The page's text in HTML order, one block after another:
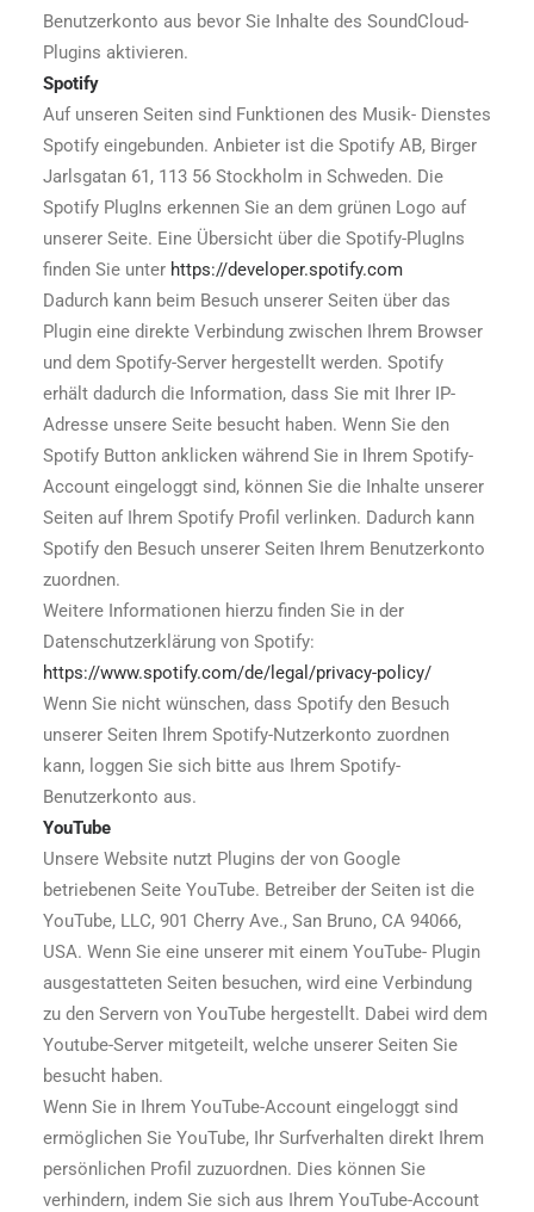
Benutzerkonto aus bevor Sie Inhalte des SoundCloud-
Plugins aktivieren.
Spotify
Auf unseren Seiten sind Funktionen des Musik- Dienstes
Spotify eingebunden. Anbieter ist die Spotify AB, Birger
Jarlsgatan 61, 113 56 Stockholm in Schweden. Die
Spotify PlugIns erkennen Sie an dem grünen Logo auf
unserer Seite. Eine Übersicht über die Spotify-PlugIns
finden Sie unter https://developer.spotify.com
Dadurch kann beim Besuch unserer Seiten über das
Plugin eine direkte Verbindung zwischen Ihrem Browser
und dem Spotify-Server hergestellt werden. Spotify
erhält dadurch die Information, dass Sie mit Ihrer IP-
Adresse unsere Seite besucht haben. Wenn Sie den
Spotify Button anklicken während Sie in Ihrem Spotify-
Account eingeloggt sind, können Sie die Inhalte unserer
Seiten auf Ihrem Spotify Profil verlinken. Dadurch kann
Spotify den Besuch unserer Seiten Ihrem Benutzerkonto
zuordnen.
Weitere Informationen hierzu finden Sie in der
Datenschutzerklärung von Spotify:
https://www.spotify.com/de/legal/privacy-policy/
Wenn Sie nicht wünschen, dass Spotify den Besuch
unserer Seiten Ihrem Spotify-Nutzerkonto zuordnen
kann, loggen Sie sich bitte aus Ihrem Spotify-
Benutzerkonto aus.
YouTube
Unsere Website nutzt Plugins der von Google
betriebenen Seite YouTube. Betreiber der Seiten ist die
YouTube, LLC, 901 Cherry Ave., San Bruno, CA 94066,
USA. Wenn Sie eine unserer mit einem YouTube- Plugin
ausgestatteten Seiten besuchen, wird eine Verbindung
zu den Servern von YouTube hergestellt. Dabei wird dem
Youtube-Server mitgeteilt, welche unserer Seiten Sie
besucht haben.
Wenn Sie in Ihrem YouTube-Account eingeloggt sind
ermöglichen Sie YouTube, Ihr Surfverhalten direkt Ihrem
persönlichen Profil zuzuordnen. Dies können Sie
verhindern, indem Sie sich aus Ihrem YouTube-Account